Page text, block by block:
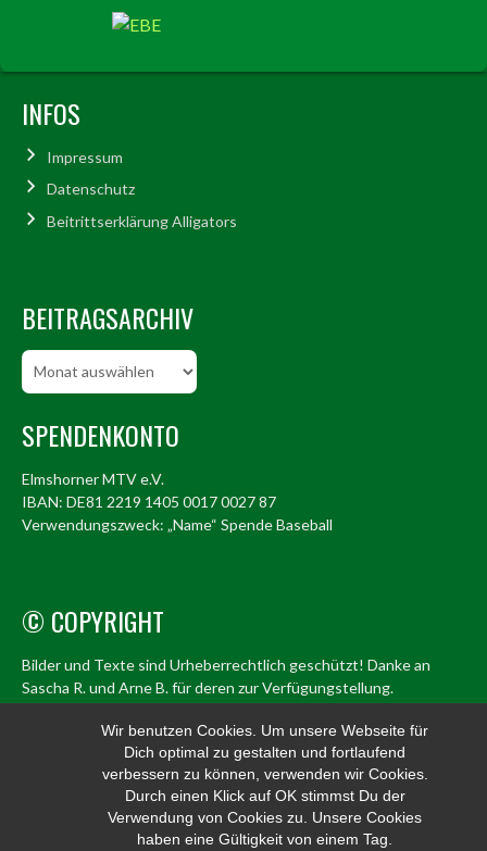
Wir benutzen Cookies. Um unsere Webseite für
Dich optimal zu gestalten und fortlaufend
verbessern zu können, verwenden wir Cookies.
Durch einen Klick auf OK stimmst Du der
Verwendung von Cookies zu. Unsere Cookies
haben eine Gültigkeit von einem Tag.
INFOS
Impressum
Datenschutz
Beitrittserklärung Alligators
BEITRAGSARCHIV
Beitragsarchiv
SPENDENKONTO
Elmshorner MTV e.V.
IBAN: DE81 2219 1405 0017 0027 87
Verwendungszweck: „Name“ Spende Baseball
© COPYRIGHT
Bilder und Texte sind Urheberrechtlich geschützt! Danke an
Sascha R. und Arne B. für deren zur Verfügungstellung.
© Elmshorn Alligators 1998 – 2026
info@alligators.de
© 2026 ELMSHORN ALLIGATORS